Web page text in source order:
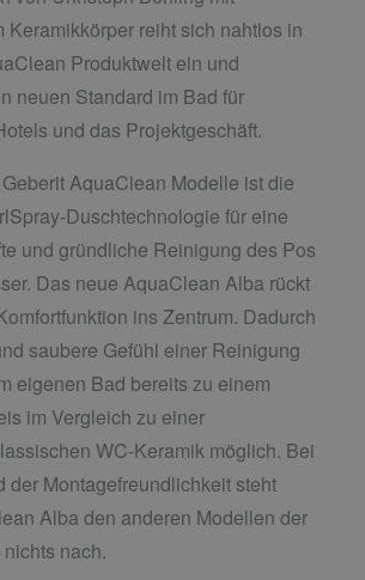
Keramikkörper reiht sich nahtlos in
Produktwelt ein und
neuen Standard im Bad für
und das Projektgeschäft.
AquaClean Modelle ist die
Duschtechnologie für eine
und gründliche Reinigung des Pos
Das neue AquaClean Alba rückt
ins Zentrum. Dadurch
saubere Gefühl einer Reinigung
eigenen Bad bereits zu einem
im Vergleich zu einer
WC-Keramik möglich. Bei
der Montagefreundlichkeit steht
Alba den anderen Modellen der
nach.